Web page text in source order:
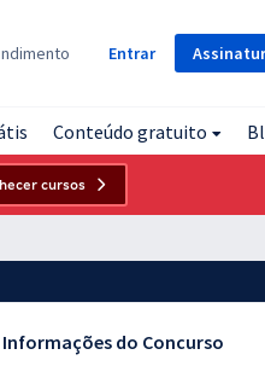
Entrar
Conteúdo gratuito
cursos
Informações do Concurso